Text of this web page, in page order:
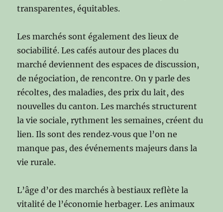
transparentes, équitables.
Les marchés sont également des lieux de
sociabilité. Les cafés autour des places du
marché deviennent des espaces de discussion,
de négociation, de rencontre. On y parle des
récoltes, des maladies, des prix du lait, des
nouvelles du canton. Les marchés structurent
la vie sociale, rythment les semaines, créent du
lien. Ils sont des rendez‑vous que l’on ne
manque pas, des événements majeurs dans la
vie rurale.
L’âge d’or des marchés à bestiaux reflète la
vitalité de l’économie herbager. Les animaux